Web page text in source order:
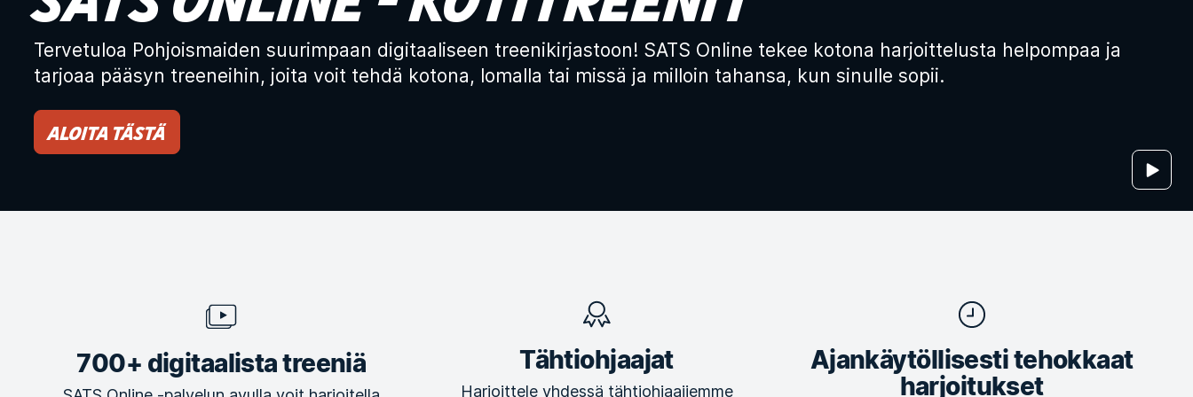
Tervetuloa Pohjoismaiden suurimpaan digitaaliseen treenikirjastoon! SATS Online tekee kotona harjoittelusta helpompaa ja
tarjoaa pääsyn treeneihin, joita voit tehdä kotona, lomalla tai missä ja milloin tahansa, kun sinulle sopii.
Aloita tästä
700+ digitaalista treeniä Tähtiohjaajat
Harjoittele yhdessä tähtiohjaajiemme
Ajankäytöllisesti tehokkaat
harjoitukset